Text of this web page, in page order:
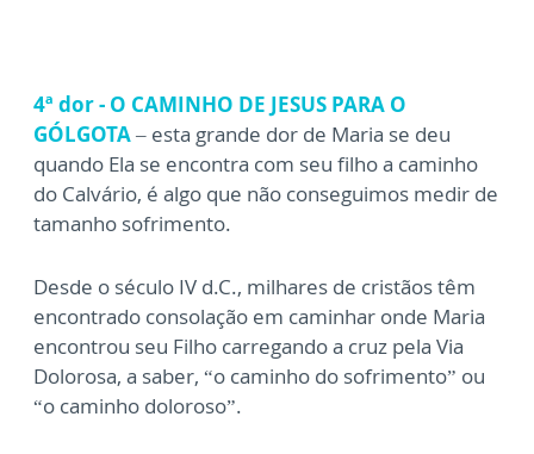
4ª dor - O CAMINHO DE JESUS PARA O
GÓLGOTA– esta grande dor de Maria se deu
quando Ela se encontra com seu filho a caminho
do Calvário, é algo que não conseguimos medir de
tamanho sofrimento.
Desde o século IV d.C., milhares de cristãos têm
encontrado consolação em caminhar onde Maria
encontrou seu Filho carregando a cruz pela Via
Dolorosa, a saber, “o caminho do sofrimento” ou
“o caminho doloroso”.